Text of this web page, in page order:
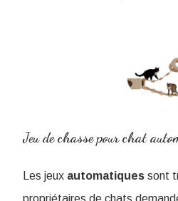
Jeu de chasse pour chat
Les jeux automatiques sont
propriétaires de chats